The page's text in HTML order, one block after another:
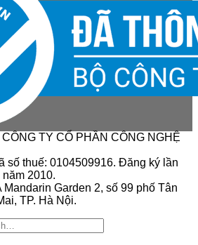
TY CỔ PHẦN CÔNG NGHỆ
số thuế: 0104509916. Đăng ký lần
2010.
Garden 2, số 99 phố Tân
TP. Hà Nội.